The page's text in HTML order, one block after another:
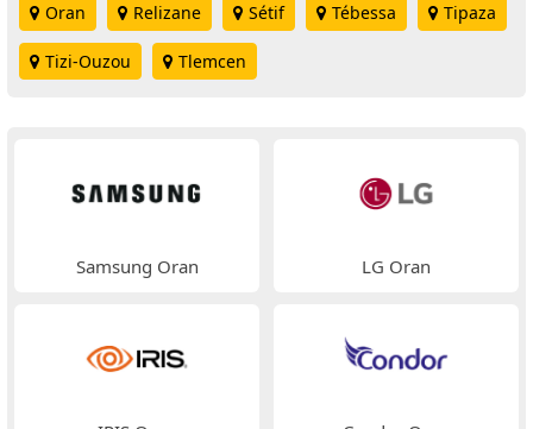
Oran Relizane Sétif Tébessa Tipaza
Tizi-Ouzou Tlemcen
Samsung Oran LG Oran